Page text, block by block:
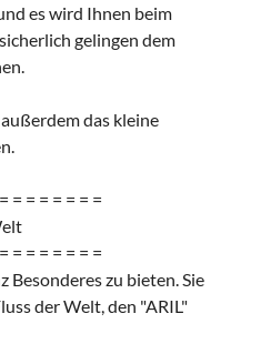
es wird Ihnen beim
gelingen dem
das kleine
= = = = = = =
= = = = = = =
Besonderes zu bieten. Sie
der Welt, den "ARIL"